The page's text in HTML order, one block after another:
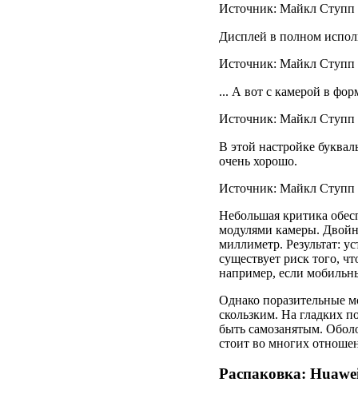
Источник: Майкл Ступп
Дисплей в полном
Источник: Майкл Ступп
... А вот с камерой в
Источник: Майкл Ступп
В этой настройке
очень хорошо.
Источник: Майкл Ступп
Небольшая критика
модулями камеры.
миллиметр. Результат:
существует риск того,
например, если
Однако поразительные
скользким. На гладких
быть самозанятым.
стоит во многих
Распаковка: